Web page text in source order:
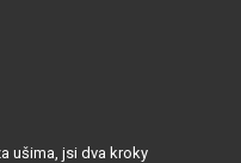
ušima, jsi dva kroky